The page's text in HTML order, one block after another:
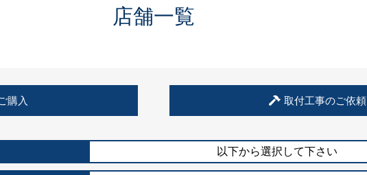
抗ウイルス・抗菌製品
LinkedIn
住宅使用部材標準化推進協議会
店舗一覧
購入 取付工事のご依頼
以下から選択して下さい